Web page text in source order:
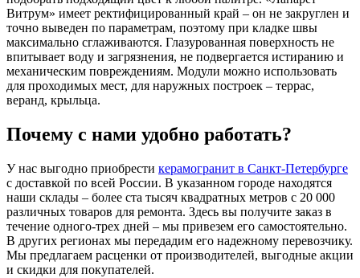
Витрум» имеет ректифицированный край – он не закруглен и
точно выведен по параметрам, поэтому при кладке швы
максимально сглаживаются. Глазурованная поверхность не
впитывает воду и загрязнения, не подвергается истиранию и
механическим повреждениям. Модули можно использовать
для проходимых мест, для наружных построек – террас,
веранд, крыльца.
Почему с нами удобно работать?
У нас выгодно приобрести керамогранит в Санкт-Петербурге
с доставкой по всей России. В указанном городе находятся
наши склады – более ста тысяч квадратных метров с 20 000
различных товаров для ремонта. Здесь вы получите заказ в
течение одного-трех дней – мы привезем его самостоятельно.
В других регионах мы передадим его надежному перевозчику.
Мы предлагаем расценки от производителей, выгодные акции
и скидки для покупателей.